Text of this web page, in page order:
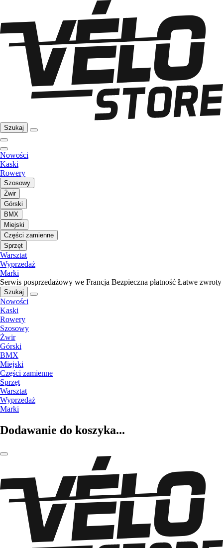
Szukaj
Nowości
Kaski
Rowery
Szosowy
Żwir
Górski
BMX
Miejski
Części zamienne
Sprzęt
Warsztat
Wyprzedaż
Marki
Serwis posprzedażowy we Francja Bezpieczna płatność Łatwe zwroty
Szukaj
Nowości
Kaski
Rowery
Szosowy
Żwir
Górski
BMX
Miejski
Części zamienne
Sprzęt
Warsztat
Wyprzedaż
Marki
Dodawanie do koszyka...